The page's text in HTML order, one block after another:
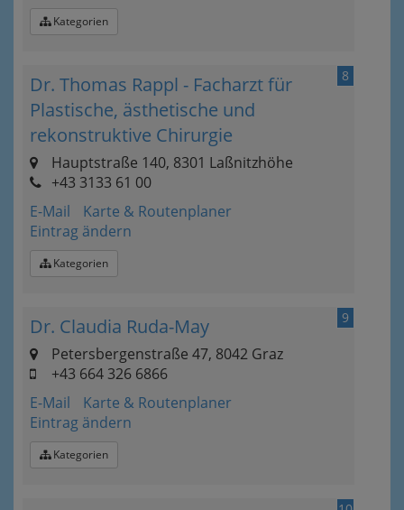
Kategorien
8
Dr. Thomas Rappl - Facharzt für
Plastische, ästhetische und
rekonstruktive Chirurgie
Hauptstraße 140, 8301 Laßnitzhöhe
+43 3133 61 00
E-Mail
Karte & Routenplaner
Eintrag ändern
Kategorien
9
Dr. Claudia Ruda-May
Petersbergenstraße 47, 8042 Graz
+43 664 326 6866
E-Mail
Karte & Routenplaner
Eintrag ändern
Kategorien